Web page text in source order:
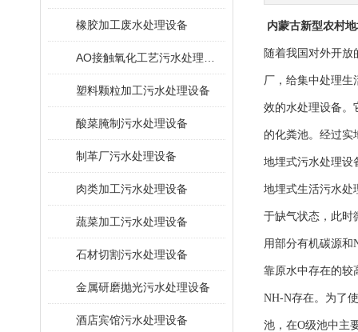
橡胶加工废水处理设备
塑料颗粒加工污水处理设备
酸菜腌制污水处理设备
制革厂污水处理设备
肉类加工污水处理设备
蔬菜加工污水处理设备
石材切割污水处理设备
金属研磨抛光污水处理设备
酒店宾馆污水处理设备
内蒙古新型农村
随着我国对外开
厂，给集中处理生
效的水处理设备。
的化粪池。经过实
地埋式污水处理设
地埋式生活污水处
于缺气状态，此时
用部分有机碳源和
靠原水中存在的较
NH-N存在。为了
池，在O级池中主